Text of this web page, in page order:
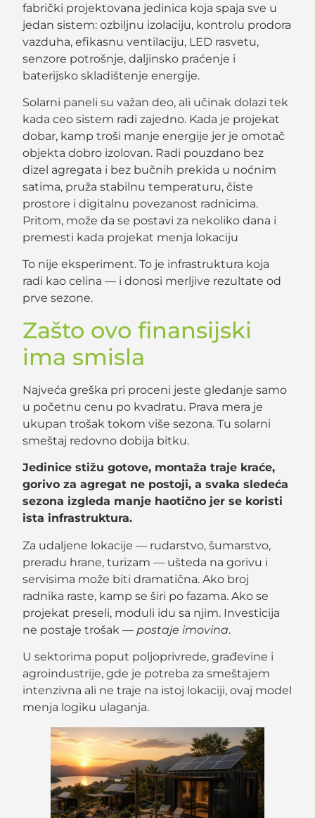
fabrički projektovana jedinica koja spaja sve u
jedan sistem: ozbiljnu izolaciju, kontrolu prodora
vazduha, efikasnu ventilaciju, LED rasvetu,
senzore potrošnje, daljinsko praćenje i
baterijsko skladištenje energije.
Solarni paneli su važan deo, ali učinak dolazi tek
kada ceo sistem radi zajedno. Kada je projekat
dobar, kamp troši manje energije jer je omotač
objekta dobro izolovan. Radi pouzdano bez
dizel agregata i bez bučnih prekida u noćnim
satima, pruža stabilnu temperaturu, čiste
prostore i digitalnu povezanost radnicima.
Pritom, može da se postavi za nekoliko dana i
premesti kada projekat menja lokaciju
To nije eksperiment. To je infrastruktura koja
radi kao celina — i donosi merljive rezultate od
prve sezone.
Zašto ovo finansijski
ima smisla
Najveća greška pri proceni jeste gledanje samo
u početnu cenu po kvadratu. Prava mera je
ukupan trošak tokom više sezona. Tu solarni
smeštaj redovno dobija bitku.
Jedinice stižu gotove, montaža traje kraće,
gorivo za agregat ne postoji, a svaka sledeća
sezona izgleda manje haotično jer se koristi
ista infrastruktura.
Za udaljene lokacije — rudarstvo, šumarstvo,
preradu hrane, turizam — ušteda na gorivu i
servisima može biti dramatična. Ako broj
radnika raste, kamp se širi po fazama. Ako se
projekat preseli, moduli idu sa njim. Investicija
ne postaje trošak — postaje imovina.
U sektorima poput poljoprivrede, građevine i
agroindustrije, gde je potreba za smeštajem
intenzivna ali ne traje na istoj lokaciji, ovaj model
menja logiku ulaganja.